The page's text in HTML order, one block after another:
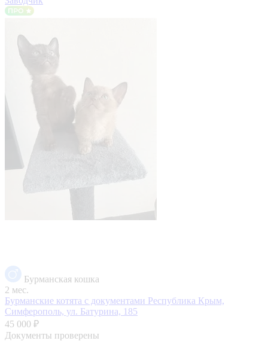
Бурманская кошка
2 мес.
Бурманские котята с документами Республика Крым,
Симферополь, ул. Батурина, 185
45 000 ₽
Документы проверены